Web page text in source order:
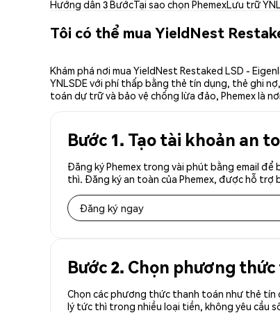
Hướng dẫn 3 BướcTại sao chọn PhemexLưu trữ
Tôi có thể mua YieldNest
Khám phá nơi mua YieldNest Restaked LSD -
YNLSDE với phí thấp bằng thẻ tín dụng, thẻ ghi
toán dự trữ và bảo vệ chống lừa đảo, Phemex là
Bước 1. Tạo tài khoản an
Đăng ký Phemex trong vài phút bằng email để
thì. Đăng ký an toàn của Phemex, được hỗ trợ
Đăng ký ngay
Bước 2. Chọn phương
Chọn các phương thức thanh toán như thẻ tín
lý tức thì trong nhiều loại tiền, không yêu cầu